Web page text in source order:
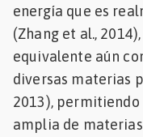
energía que es
(Zhang et al.,
equivalente aún
diversas materias
2013), permitiendo
amplia de